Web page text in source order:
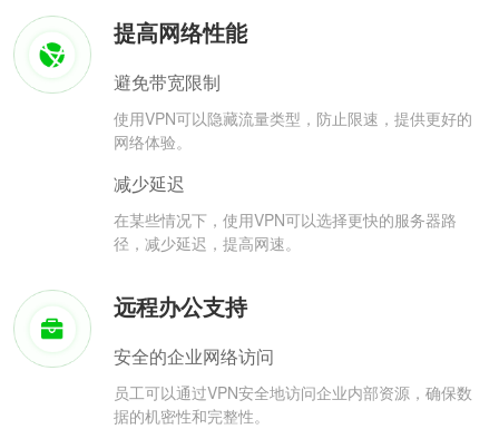
提高网络性能
避免带宽限制
使用VPN可以隐藏流量类型，防止限速，提供更好的
网络体验。
减少延迟
在某些情况下，使用VPN可以选择更快的服务器路
径，减少延迟，提高网速。
远程办公支持
安全的企业网络访问
员工可以通过VPN安全地访问企业内部资源，确保数
据的机密性和完整性。